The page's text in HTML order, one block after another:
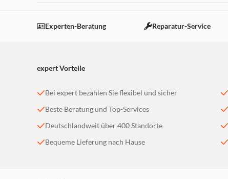
Einstellungen anpassen
Experten-Beratung Reparatur-Service
expert Vorteile
Bei expert bezahlen Sie flexibel und sicher
Beste Beratung und Top-Services
Deutschlandweit über 400 Standorte
Bequeme Lieferung nach Hause